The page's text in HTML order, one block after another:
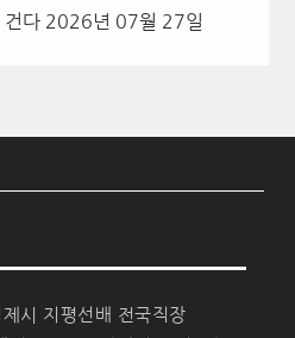
건다 2026년 07월 27일
시 지평선배 전국직장